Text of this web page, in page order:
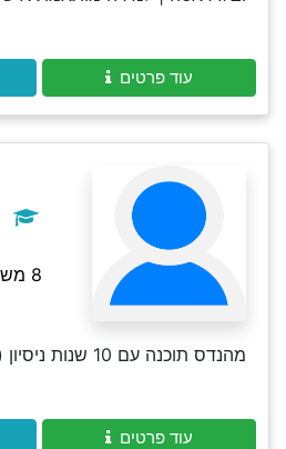
עוד פרטים
8 משובים
מהנדס תוכנה עם 10 שנות ניסיון (C ופייתון)
עוד פרטים